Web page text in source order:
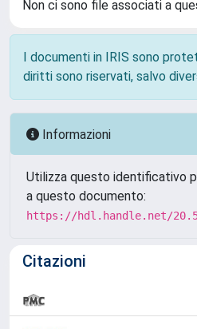
Non ci sono file associati a
I documenti in IRIS sono
diritti sono riservati, salvo
Informazioni
Utilizza questo identificativo
a questo documento:
https://hdl.handle.net/
Citazioni